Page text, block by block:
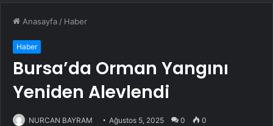
Anasayfa / Haber
Haber
Bursa’da Orman Yangını
Yeniden Alevlendi
NURCAN BAYRAM Ağustos 5, 2025 0 0